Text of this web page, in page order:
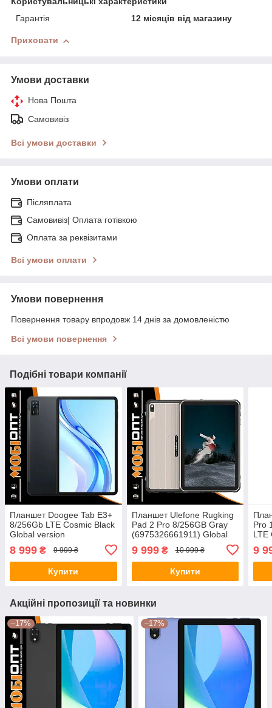
Гарантія
12 місяців від магазину
Приховати
Умови доставки
Нова Пошта
Самовивіз
Всі умови доставки
Умови оплати
Післяплата
Самовивіз| Оплата готівкою
Оплата за реквізитами
Всі умови оплати
Умови повернення
Повернення товару впродовж 14 днів за домовленістю
Всі умови повернення
Подібні товари компанії
Планшет Doogee Tab E3+
8/256Gb LTE Cosmic Black
Global version
8 999 ₴ 9 999 ₴
Купити
Планшет Ulefone Rugking
Pad 2 Pro 8/256GB Gray
(6975326661911) Global
9 999₴ 10 999 ₴
Купити
Pro
LTE
9
Акційні пропозиції та новинки
–17% –17%